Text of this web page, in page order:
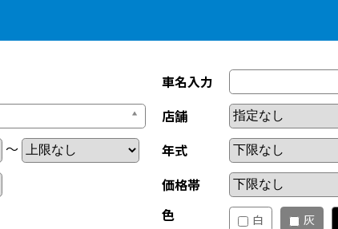
車名入力
店舗
～ 年式
価格帯
色 白 灰